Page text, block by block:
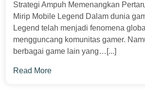
Strategi Ampuh Memenangkan
Mirip Mobile Legend Dalam dunia
Legend telah menjadi fenomena
mengguncang komunitas gamer.
berbagai game lain yang…[...]
Read More